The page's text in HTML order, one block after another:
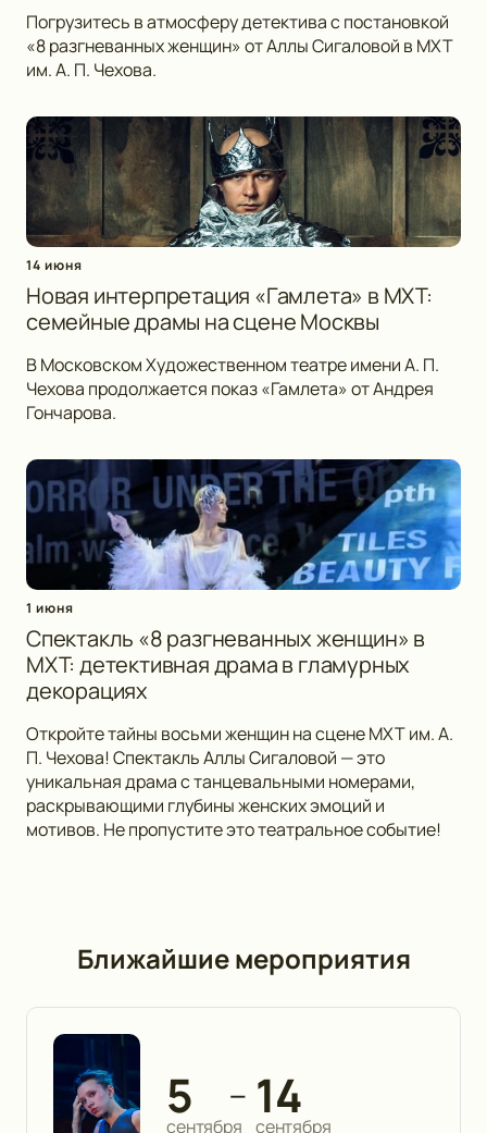
Погрузитесь в атмосферу детектива с постановкой
«8 разгневанных женщин» от Аллы Сигаловой в МХТ
им. А. П. Чехова.
14 июня
Новая интерпретация «Гамлета» в МХТ:
семейные драмы на сцене Москвы
В Московском Художественном театре имени А. П.
Чехова продолжается показ «Гамлета» от Андрея
Гончарова.
1 июня
Спектакль «8 разгневанных женщин» в
МХТ: детективная драма в гламурных
декорациях
Откройте тайны восьми женщин на сцене МХТ им. А.
П. Чехова! Спектакль Аллы Сигаловой — это
уникальная драма с танцевальными номерами,
раскрывающими глубины женских эмоций и
мотивов. Не пропустите это театральное событие!
Ближайшие мероприятия
5
сентября
— 14
сентября